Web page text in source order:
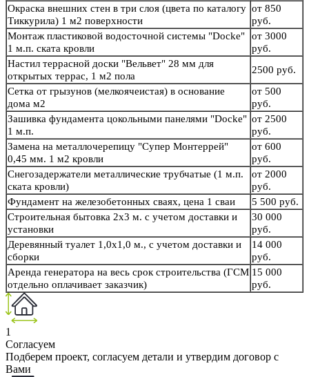
Окраска внешних стен в три слоя (цвета по каталогу
Тиккурила) 1 м2 поверхности
от 850
руб.
Монтаж пластиковой водосточной системы "Docke"
1 м.п. ската кровли
от 3000
руб.
Настил террасной доски "Вельвет" 28 мм для
открытых террас, 1 м2 пола
2500 руб.
Сетка от грызунов (мелкоячеистая) в основание
дома м2
от 500
руб.
Зашивка фундамента цокольными панелями "Docke"
1 м.п.
от 2500
руб.
Замена на металлочерепицу "Супер Монтеррей"
0,45 мм. 1 м2 кровли
от 600
руб.
Снегозадержатели металлические трубчатые (1 м.п.
ската кровли)
от 2000
руб.
Фундамент на железобетонных сваях, цена 1 сваи
5 500 руб.
Строительная бытовка 2х3 м. с учетом доставки и
установки
30 000
руб.
Деревянный туалет 1,0х1,0 м., с учетом доставки и
сборки
14 000
руб.
Аренда генератора на весь срок строительства (ГСМ
отдельно оплачивает заказчик)
15 000
руб.
1
Согласуем
Подберем проект, согласуем детали и утвердим договор с
Вами